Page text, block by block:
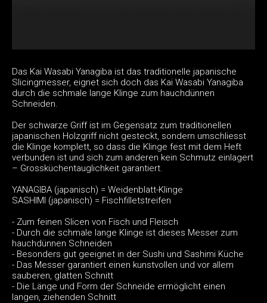
Das Kai Wasabi Yanagiba ist das traditionelle japanische
Slicingmesser, eignet sich doch das Kai Wasabi Yanagiba
durch die schmale lange Klinge zum hauchdünnen
Schneiden.
Der schwarze Griff ist im Gegensatz zum traditionellen
japanischen Holzgriff nicht gesteckt, sondern umschliesst
die Klinge komplett, so dass die Klinge fest mit dem Heft
verbunden ist und sich zum anderen kein Schmutz einlagert
– Grossküchentauglichkeit garantiert.
YANAGIBA (japanisch) = Weidenblatt-Klinge
SASHIMI (japanisch) = Fischfilletstreifen
- Zum feinen Slicen von Fisch und Fleisch
- Durch die schmale lange Klinge ist dieses Messer zum
hauchdünnen Schneiden
- Besonders gut geeignet in der Sushi und Sashimi Küche
- Das Messer garantiert einen kunstvollen und vor allem
sauberen, glatten Schnitt
- Die Länge und Form der Schneide ermöglicht einen
langen, ziehenden Schnitt